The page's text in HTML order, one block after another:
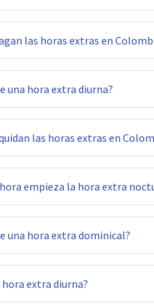
las horas extras en
una hora extra diurna?
las horas extras en
diurna 25%
nocturna 75%
diurna dominical o festiva
hora empieza la hora extra
una hora extra dominical?
hora extra diurna?